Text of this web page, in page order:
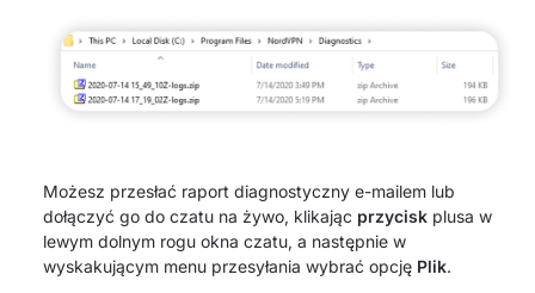
Możesz przesłać raport diagnostyczny e-mailem lub
dołączyć go do czatu na żywo, klikając przycisk plusa w
lewym dolnym rogu okna czatu, a następnie w
wyskakującym menu przesyłania wybrać opcję Plik.